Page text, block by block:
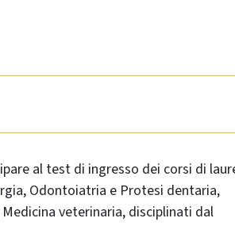
al test di ingresso dei corsi di
Odontoiatria e Protesi dentaria,
veterinaria, disciplinati dal